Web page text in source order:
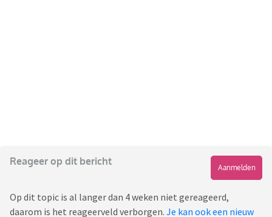
Reageer op dit bericht
Aanmelden
Op dit topic is al langer dan 4 weken niet gereageerd,
daarom is het reageerveld verborgen. Je kan ook een nieuw